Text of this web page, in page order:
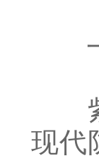
一
紫
现代